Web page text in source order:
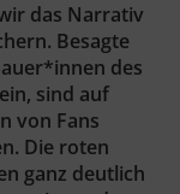
das Narrativ
Besagte
des
sind auf
von Fans
Die roten
ganz deutlich